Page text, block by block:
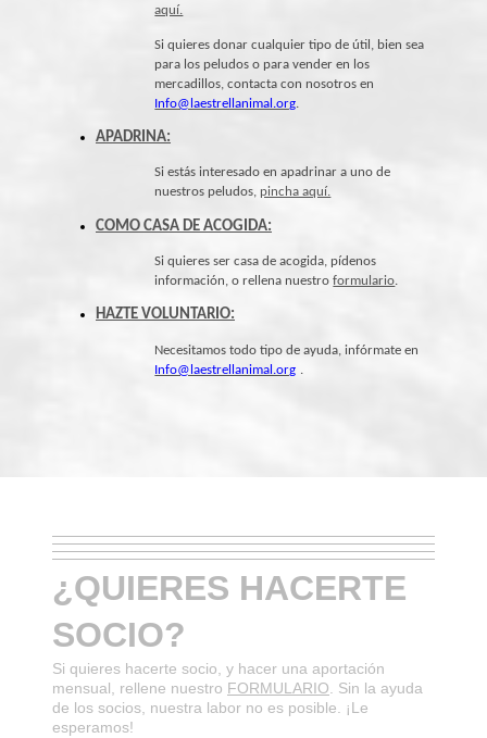
aquí.
Si quieres donar cualquier tipo de útil, bien sea
para los peludos o para vender en los
mercadillos, contacta con nosotros en
Info@laestrellanimal.org.
APADRINA:
Si estás interesado en apadrinar a uno de
nuestros peludos, pincha aquí.
COMO CASA DE ACOGIDA:
Si quieres ser casa de acogida, pídenos
información, o rellena nuestroformulario.
HAZTE VOLUNTARIO:
Necesitamos todo tipo de ayuda, infórmate en
Info@laestrellanimal.org .
¿QUIERES HACERTE
SOCIO?
Si quieres hacerte socio, y hacer una aportación
mensual, rellene nuestro FORMULARIO . Sin la ayuda
de los socios, nuestra labor no es posible. ¡Le
esperamos!